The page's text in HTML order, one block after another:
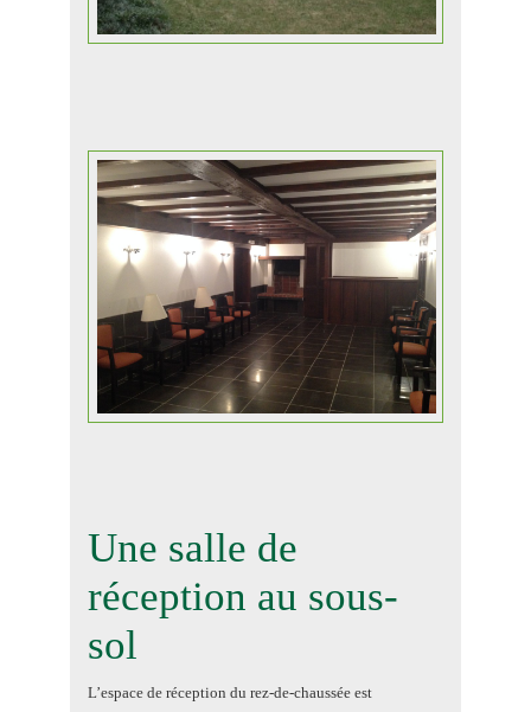
Une salle de
réception au sous-
sol
L’espace de réception du rez-de-chaussée est